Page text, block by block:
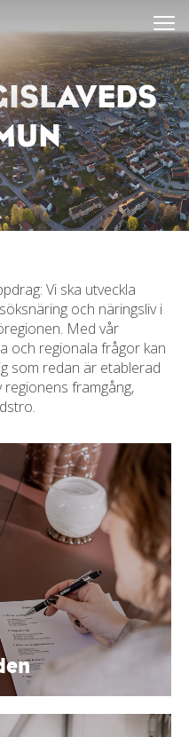
Vi ska utveckla
och näringsliv i
Med vår
och regionala frågor kan
som redan är etablerad
regionens framgång,